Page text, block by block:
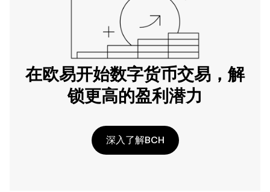
在欧易开始数字货币交易，解
锁更高的盈利潜力
深入了解BCH